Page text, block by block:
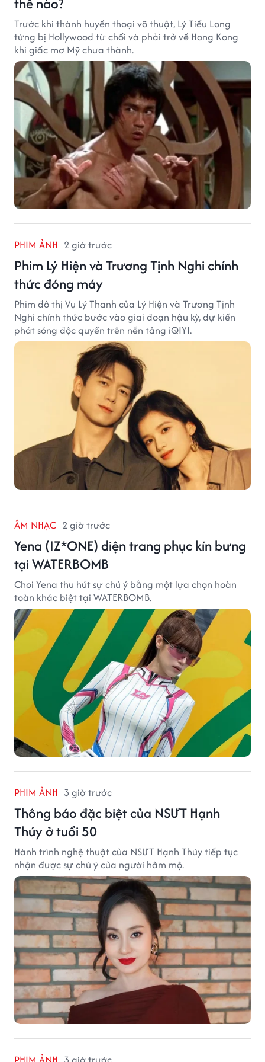
Trước khi thành huyền thoại võ thuật, Lý Tiểu Long
từng bị Hollywood từ chối và phải trở về Hong Kong
khi giấc mơ Mỹ chưa thành.
PHIM ẢNH 2 giờ trước
Phim Lý Hiện và Trương Tịnh Nghi chính
thức đóng máy
Phim đô thị Vụ Lý Thanh của Lý Hiện và Trương Tịnh
Nghi chính thức bước vào giai đoạn hậu kỳ, dự kiến
phát sóng độc quyền trên nền tảng iQIYI.
ÂM NHẠC 2 giờ trước
Yena (IZ*ONE) diện trang phục kín bưng
tại WATERBOMB
Choi Yena thu hút sự chú ý bằng một lựa chọn hoàn
toàn khác biệt tại WATERBOMB.
PHIM ẢNH 3 giờ trước
Thông báo đặc biệt của NSƯT Hạnh
Thúy ở tuổi 50
Hành trình nghệ thuật của NSƯT Hạnh Thúy tiếp tục
nhận được sự chú ý của người hâm mộ.